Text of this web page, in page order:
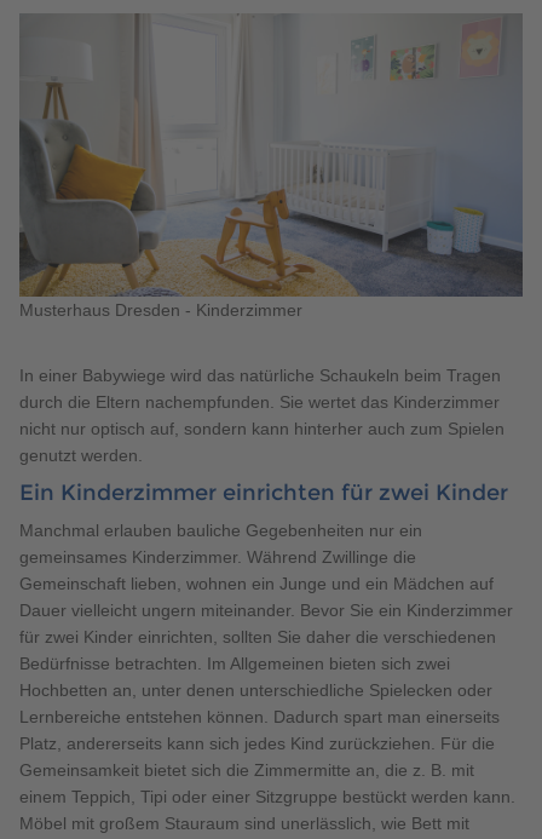
Musterhaus Dresden - Kinderzimmer
In einer Babywiege wird das natürliche Schaukeln beim Tragen
durch die Eltern nachempfunden. Sie wertet das Kinderzimmer
nicht nur optisch auf, sondern kann hinterher auch zum Spielen
genutzt werden.
Ein Kinderzimmer einrichten für zwei Kinder
Manchmal erlauben bauliche Gegebenheiten nur ein
gemeinsames Kinderzimmer. Während Zwillinge die
Gemeinschaft lieben, wohnen ein Junge und ein Mädchen auf
Dauer vielleicht ungern miteinander. Bevor Sie ein Kinderzimmer
für zwei Kinder einrichten, sollten Sie daher die verschiedenen
Bedürfnisse betrachten. Im Allgemeinen bieten sich zwei
Hochbetten an, unter denen unterschiedliche Spielecken oder
Lernbereiche entstehen können. Dadurch spart man einerseits
Platz, andererseits kann sich jedes Kind zurückziehen. Für die
Gemeinsamkeit bietet sich die Zimmermitte an, die z. B. mit
einem Teppich, Tipi oder einer Sitzgruppe bestückt werden kann.
Möbel mit großem Stauraum sind unerlässlich, wie Bett mit